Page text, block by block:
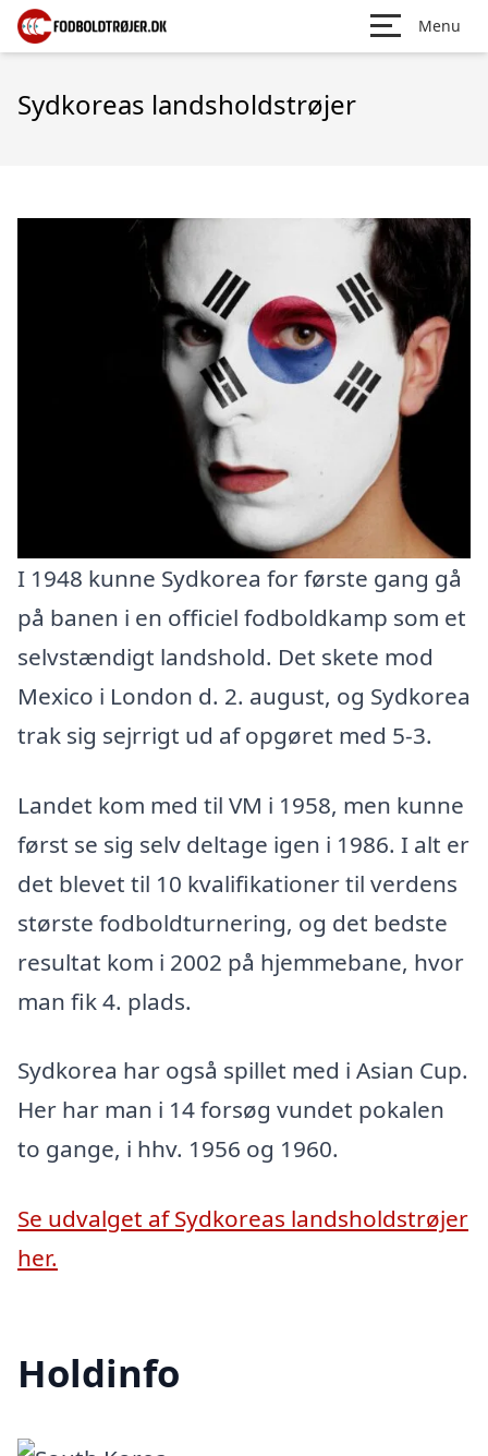
Menu
Sydkoreas landsholdstrøjer
I 1948 kunne Sydkorea for første gang gå
på banen i en officiel fodboldkamp som et
selvstændigt landshold. Det skete mod
Mexico i London d. 2. august, og Sydkorea
trak sig sejrrigt ud af opgøret med 5-3.
Landet kom med til VM i 1958, men kunne
først se sig selv deltage igen i 1986. I alt er
det blevet til 10 kvalifikationer til verdens
største fodboldturnering, og det bedste
resultat kom i 2002 på hjemmebane, hvor
man fik 4. plads.
Sydkorea har også spillet med i Asian Cup.
Her har man i 14 forsøg vundet pokalen
to gange, i hhv. 1956 og 1960.
Se udvalget af Sydkoreas landsholdstrøjer
her.
Holdinfo